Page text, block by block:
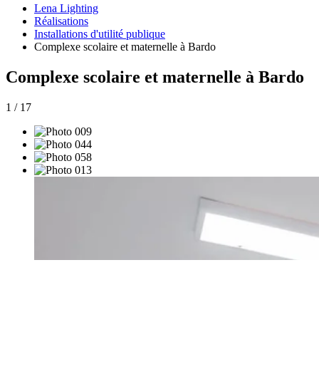
Lena Lighting
Réalisations
Installations d'utilité publique
Complexe scolaire et maternelle à Bardo
Complexe scolaire et maternelle à Bardo
1 / 17